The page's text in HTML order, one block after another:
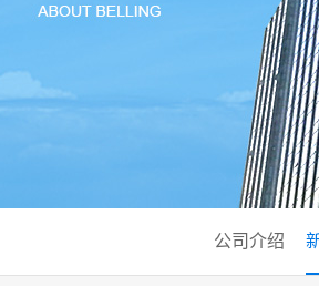
公司介绍